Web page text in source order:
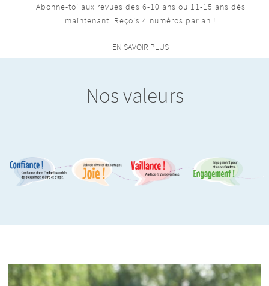
Abonne-toi aux revues des 6-10 ans ou 11-15 ans dès
maintenant. Reçois 4 numéros par an !
EN SAVOIR PLUS
Nos valeurs